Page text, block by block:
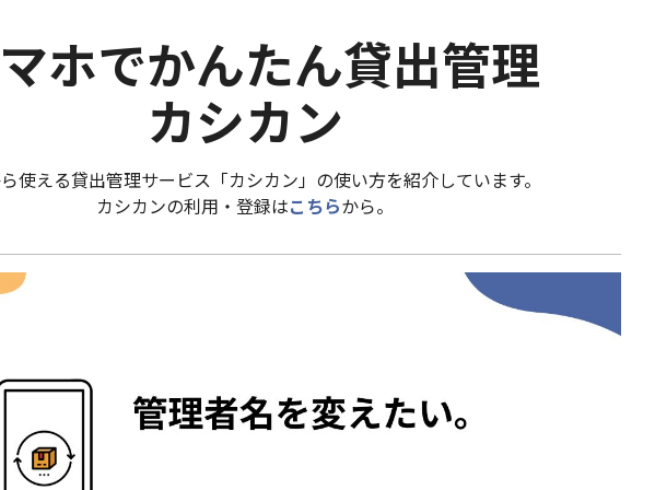
ホでかんたん貸出管理
カシカン
使える貸出管理サービス「カシカン」の使い方を紹介しています。
カシカンの利用・登録はこちらから。